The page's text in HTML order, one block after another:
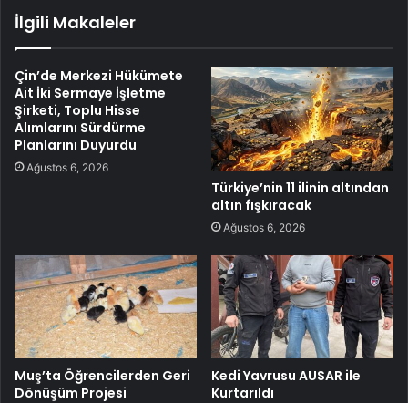
İlgili Makaleler
Çin’de Merkezi Hükümete
Ait İki Sermaye İşletme
Şirketi, Toplu Hisse
Alımlarını Sürdürme
Planlarını Duyurdu
Ağustos 6, 2026
Türkiye’nin 11 ilinin altından
altın fışkıracak
Ağustos 6, 2026
Muş’ta Öğrencilerden Geri
Dönüşüm Projesi
Kedi Yavrusu AUSAR ile
Kurtarıldı